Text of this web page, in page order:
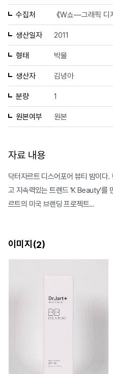
수집처 《W쇼—그래픽 디
생산일자 2011
형태 박물
생산자 김녕아
분량 1
원본여부 원본
자료 내용
닥터자르트 디스어포어 뷰티 밤이다
고 지속력있는 트렌드 'K Beauty'를
르트의 미국 브랜딩 프로젝트...
이미지(2)